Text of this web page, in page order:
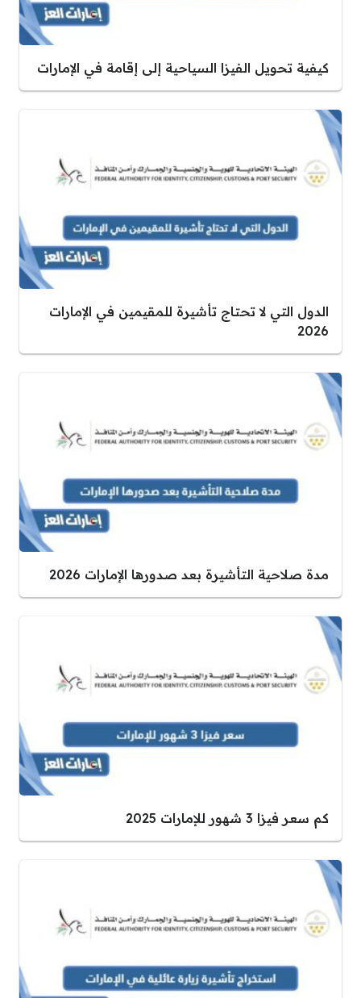
كيفية تحويل الفيزا السياحية إلى إقامة في الإمارات
الدول التي لا تحتاج تأشيرة للمقيمين في الإمارات
2026
مدة صلاحية التأشيرة بعد صدورها الإمارات 2026
كم سعر فيزا 3 شهور للإمارات 2025